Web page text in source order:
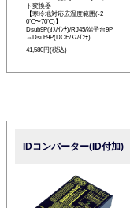
ト変換器
【寒冷地対応広温度範囲(-2
0℃〜70℃)】
Dsub9P(ｵｽ/ｲﾝﾁ)/RJ45/端子台9P
⇔Dsub9P(DCE/ﾒｽ/ｲﾝﾁ)
41,580円(税込)
IDコンバーター(ID付加)